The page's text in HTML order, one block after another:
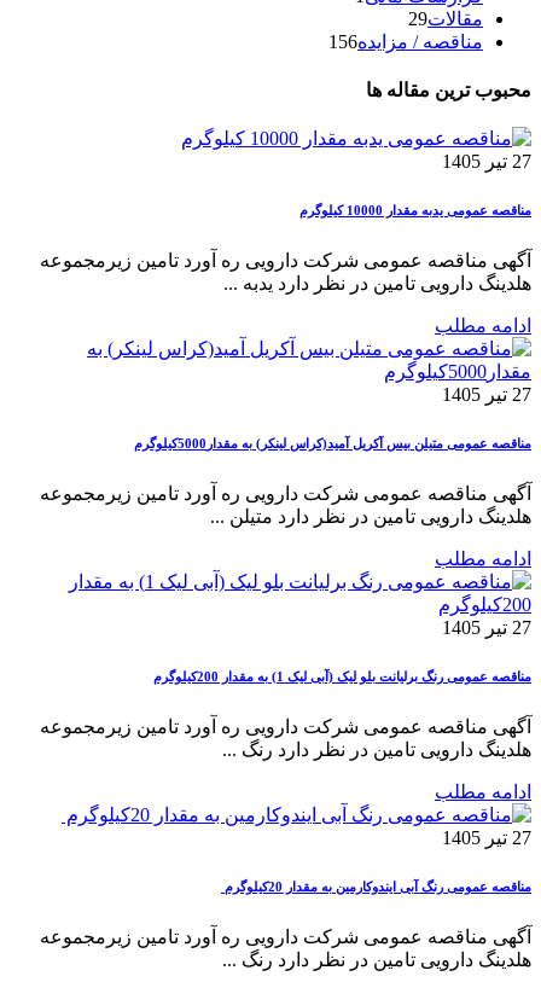
مقالات29
مناقصه / مزایده156
محبوب ترین مقاله ها
27 تیر 1405
مناقصه عمومی یدبه مقدار 10000 کیلوگرم
آگهی مناقصه عمومی شرکت دارویی ره آورد تامین زیرمجموعه
هلدینگ دارویی تامین در نظر دارد یدبه ...
ادامه مطلب
27 تیر 1405
مناقصه عمومی متیلن بیس آکریل آمید(کراس لینکر) به مقدار5000کیلوگرم
آگهی مناقصه عمومی شرکت دارویی ره آورد تامین زیرمجموعه
هلدینگ دارویی تامین در نظر دارد متیلن ...
ادامه مطلب
27 تیر 1405
مناقصه عمومی رنگ برلیانت بلو لیک (آبی لیک 1) به مقدار 200کیلوگرم
آگهی مناقصه عمومی شرکت دارویی ره آورد تامین زیرمجموعه
هلدینگ دارویی تامین در نظر دارد رنگ ...
ادامه مطلب
27 تیر 1405
مناقصه عمومی رنگ آبی ایندوکارمین به مقدار 20کیلوگرم
آگهی مناقصه عمومی شرکت دارویی ره آورد تامین زیرمجموعه
هلدینگ دارویی تامین در نظر دارد رنگ ...